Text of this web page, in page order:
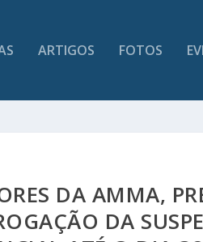
ARTIGOS FOTOS
DA AMMA,
DA